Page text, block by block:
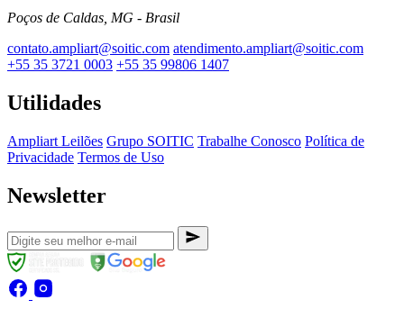
Poços de Caldas, MG - Brasil
contato.ampliart@soitic.com atendimento.ampliart@soitic.com
+55 35 3721 0003 +55 35 99806 1407
Utilidades
Ampliart Leilões Grupo SOITIC Trabalhe Conosco Política de
Privacidade Termos de Uso
Newsletter